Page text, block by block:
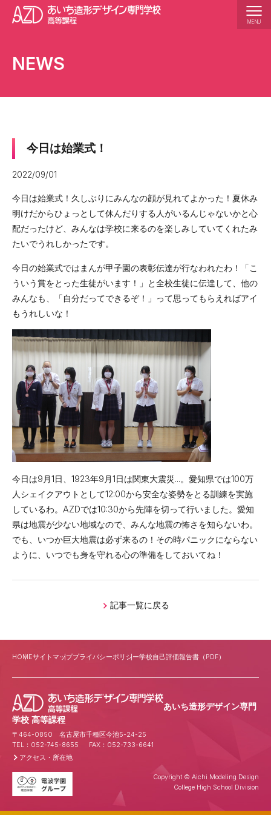
MENU
アクセス サイトマップ 資料請求
お問い合わせ デジタルパンフ
生徒専用ページ 在学生の保護者の方へ
校長あいさつ
アクセス
5か年の一貫教育
カリキュラム紹介
学科説明
作品紹介
入学案内
募集要項
学費サポート
体験イベント
スクールライフ
年間スケジュール
部活動
施設紹介
卒業後の進路
NEWS
今日は始業式！
2022/09/01
今日は始業式！久しぶりにみんなの顔が見れてよかった！夏休み
明けだからひょっとして休んだりする人がいるんじゃないかと心
配だったけど、みんなは学校に来るのを楽しみしていてくれたみ
たいでうれしかったです。
今日の始業式ではまんが甲子園の表彰伝達が行なわれたわ！「こ
ういう賞をとった生徒がいます！」と全校生徒に伝達して、他の
みんなも、「自分だってできるぞ！」って思ってもらえればアイ
もうれしいな！
今日は9月1日、1923年9月1日は関東大震災...。愛知県では100万
人シェイクアウトとして12:00から安全な姿勢をとる訓練を実施
しているわ。AZDでは10:30から先陣を切って行いました。愛知
県は地震が少ない地域なので、みんな地震の怖さを知らないわ。
でも、いつか巨大地震は必ず来るの！その時パニックにならない
ように、いつでも身を守れる心の準備をしておいてね！
記事一覧に戻る
あいち造形デザイン専門
学校 高等課程
〒464-0850 名古屋市千種区今池5-24-25
TEL：052-745-8655 FAX：052-733-6641
アクセス・所在地
HOMEサイトマッププライバシーポリシー学校自己評価報告書（PDF）
Copyright © Aichi Modeling Design
College High School Division